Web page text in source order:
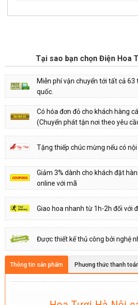
Tại sao bạn chọn Điện Hoa
Miễn phí vận chuyển tới tất cả
quốc.
Có hóa đơn đỏ cho khách hàng
(Chuyển phát tận nơi theo yêu
Tặng thiếp chúc mừng nếu có nội
Giảm 3% dành cho khách đặt
online với mã
Giao hoa nhanh từ 1h-2h đối với
Được thiết kế thủ công bởi nghệ
Thông tin sản phẩm Phương thức thanh